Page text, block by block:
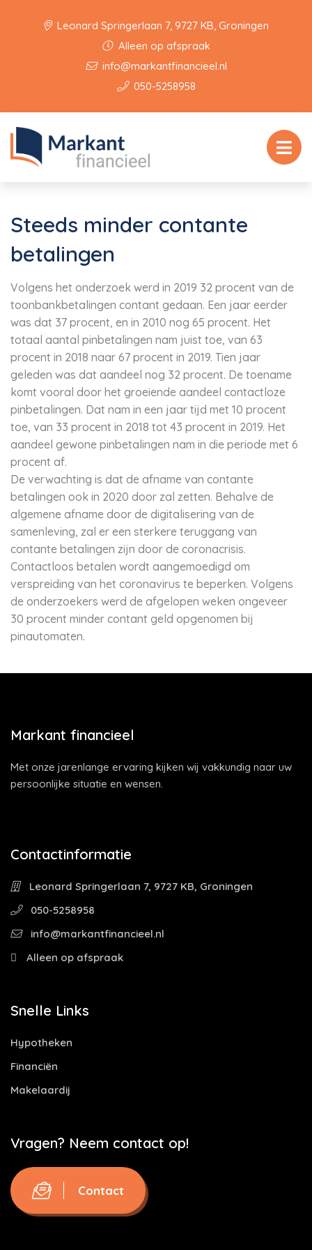
Leonard Springerlaan 7, 9727 KB, Groningen
Alleen op afspraak
info@markantfinancieel.nl
050-5258958
Steeds minder contante
betalingen
Volgens het onderzoek werd in 2019 32 procent van de
toonbankbetalingen contant gedaan. Een jaar eerder
was dat 37 procent, en in 2010 nog 65 procent. Het
totaal aantal pinbetalingen nam juist toe, van 63
procent in 2018 naar 67 procent in 2019. Tien jaar
geleden was dat aandeel nog 32 procent. De toename
komt vooral door het groeiende aandeel contactloze
pinbetalingen. Dat nam in een jaar tijd met 10 procent
toe, van 33 procent in 2018 tot 43 procent in 2019. Het
aandeel gewone pinbetalingen nam in die periode met 6
procent af.
De verwachting is dat de afname van contante
betalingen ook in 2020 door zal zetten. Behalve de
algemene afname door de digitalisering van de
samenleving, zal er een sterkere teruggang van
contante betalingen zijn door de coronacrisis.
Contactloos betalen wordt aangemoedigd om
verspreiding van het coronavirus te beperken. Volgens
de onderzoekers werd de afgelopen weken ongeveer
30 procent minder contant geld opgenomen bij
pinautomaten.
Markant financieel
Met onze jarenlange ervaring kijken wij vakkundig naar uw
persoonlijke situatie en wensen.
Contactinformatie
Leonard Springerlaan 7, 9727 KB, Groningen
050-5258958
info@markantfinancieel.nl
Alleen op afspraak
Snelle Links
Hypotheken
Financiën
Makelaardij
Vragen? Neem contact op!
Contact